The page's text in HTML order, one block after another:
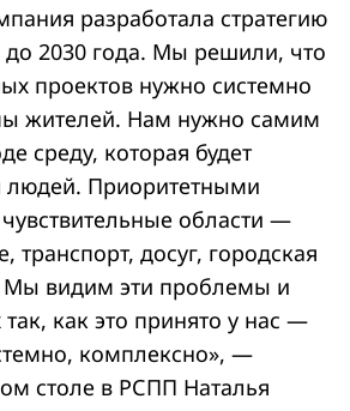
разработала стратегию
до 2030 года. Мы решили, что
проектов нужно системно
жителей. Нам нужно самим
среду, которая будет
Приоритетными
области —
транспорт, досуг, городская
Мы видим эти проблемы и
как это принято у нас —
комплексно», —
столе в РСПП Наталья